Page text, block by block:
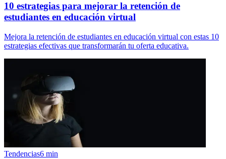
10 estrategias para mejorar la retención de
estudiantes en educación virtual
Mejora la retención de estudiantes en educación virtual con estas 10
estrategias efectivas que transformarán tu oferta educativa.
Tendencias6 min